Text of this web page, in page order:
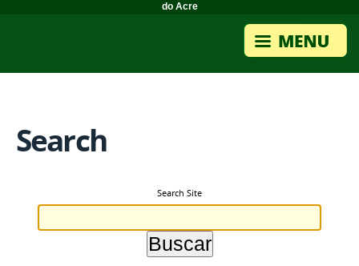
do Acre
Search
Search Site